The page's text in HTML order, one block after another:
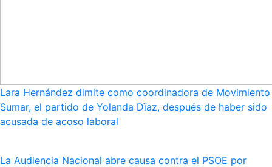
Lara Hernández dimite como coordinadora de Movimiento
Sumar, el partido de Yolanda Dïaz, después de haber sido
acusada de acoso laboral
La Audiencia Nacional abre causa contra el PSOE por